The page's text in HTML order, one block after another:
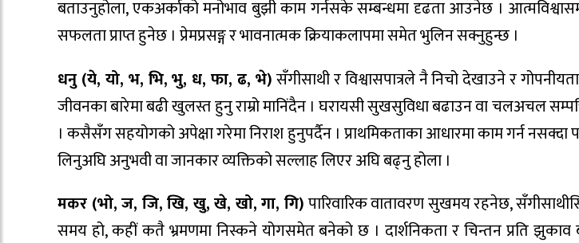
बताउनुहोला, एकअर्काको मनोभाव बुझी काम गर्नसके सम्बन्धमा दृढता आउनेछ ।
सफलता प्राप्त हुनेछ । प्रेमप्रसङ्ग र भावनात्मक क्रियाकलापमा समेत भुलिन सक्नुहुन्छ ।
धनु (ये, यो, भ, भि, भु, ध, फा, ढ, भे)सँगीसाथी र विश्वासपात्रले नै निचो देखाउने र
जीवनका बारेमा बढी खुलस्त हुनु राम्रो मानिंदैन । घरायसी सुखसुविधा बढाउन वा चलअचल
। कसैसँग सहयोगको अपेक्षा गरेमा निराश हुनुपर्दैन । प्राथमिकताका आधारमा काम गर्न नसक्दा
लिनुअघि अनुभवी वा जानकार व्यक्तिको सल्लाह लिएर अघि बढ्नु होला ।
मकर (भो, ज, जि, खि, खु, खे, खो, गा, गि)पारिवारिक वातावरण सुखमय रहनेछ,
समय हो, कहीं कतै भ्रमणमा निस्कने योगसमेत बनेको छ । दार्शनिकता र चिन्तन प्रति